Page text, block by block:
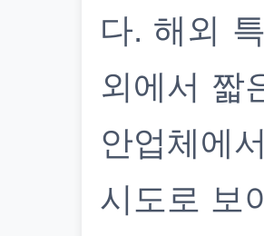
다. 해외
외에서 짧
안업체에
시도로 보